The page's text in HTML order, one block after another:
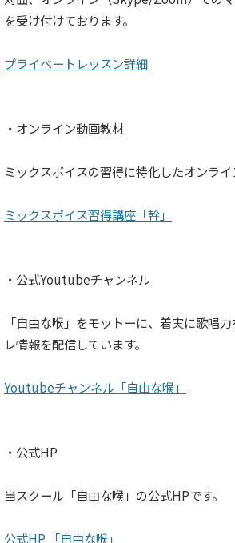
を受け付けております。
プライベートレッスン詳細
・オンライン動画教材
ミックスボイスの習得に特化したオンライ
ミックスボイス習得講座「幹」
・公式Youtubeチャンネル
「自由な喉」をモットーに、着実に歌唱
レ情報を配信しています。
Youtubeチャンネル「自由な喉」
・公式HP
当スクール「自由な喉」の公式HPです。
公式HP 「自由な喉」